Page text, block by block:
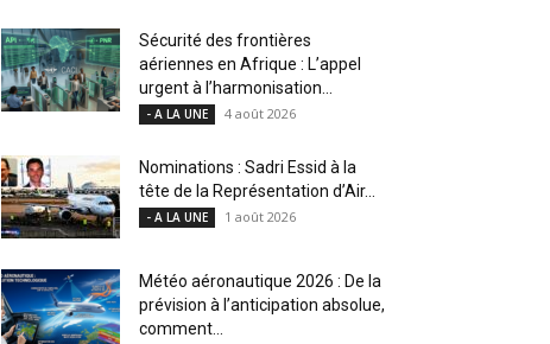
Sécurité des frontières
aériennes en Afrique : L’appel
urgent à l’harmonisation...
- A LA UNE 4 août 2026
Nominations : Sadri Essid à la
tête de la Représentation d’Air...
- A LA UNE 1 août 2026
Météo aéronautique 2026 : De la
prévision à l’anticipation absolue,
comment...